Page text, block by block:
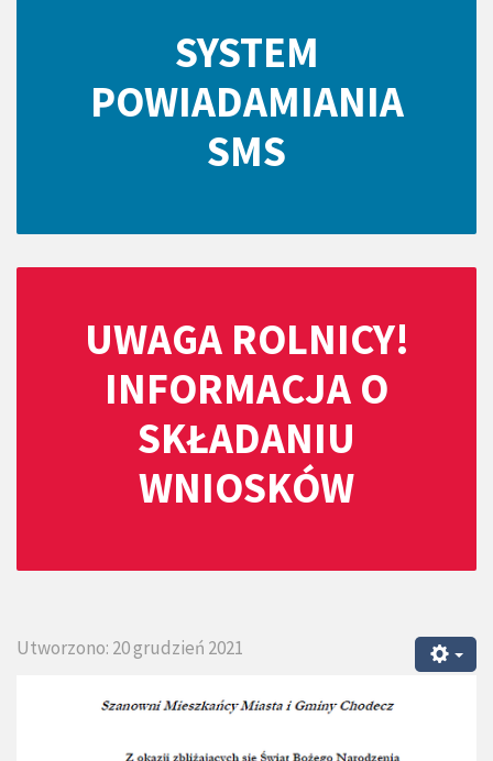
SYSTEM
POWIADAMIANIA
SMS
UWAGA ROLNICY!
INFORMACJA O
SKŁADANIU
WNIOSKÓW
Utworzono: 20 grudzień 2021